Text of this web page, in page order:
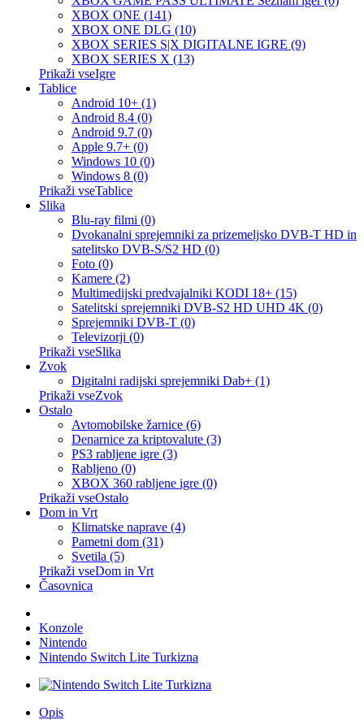
XBOX ONE (141)
XBOX ONE DLG (10)
XBOX SERIES S|X DIGITALNE IGRE (9)
XBOX SERIES X (13)
Prikaži vseIgre
Tablice
Android 10+ (1)
Android 8.4 (0)
Android 9.7 (0)
Apple 9.7+ (0)
Windows 10 (0)
Windows 8 (0)
Prikaži vseTablice
Slika
Blu-ray filmi (0)
Dvokanalni sprejemniki za prizemeljsko DVB-T HD in
satelitsko DVB-S/S2 HD (0)
Foto (0)
Kamere (2)
Multimedijski predvajalniki KODI 18+ (15)
Satelitski sprejemniki DVB-S2 HD UHD 4K (0)
Sprejemniki DVB-T (0)
Televizorji (0)
Prikaži vseSlika
Zvok
Digitalni radijski sprejemniki Dab+ (1)
Prikaži vseZvok
Ostalo
Avtomobilske žarnice (6)
Denarnice za kriptovalute (3)
PS3 rabljene igre (3)
Rabljeno (0)
XBOX 360 rabljene igre (0)
Prikaži vseOstalo
Dom in Vrt
Klimatske naprave (4)
Pametni dom (31)
Svetila (5)
Prikaži vseDom in Vrt
Časovnica
Konzole
Nintendo
Nintendo Switch Lite Turkizna
Opis